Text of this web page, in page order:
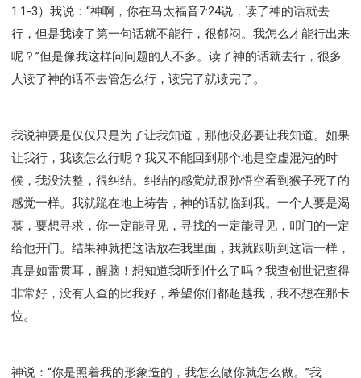
1:1-3）我说：“神啊，你在马太福音7:24说，读了神的话就去
行，但是我读了第一句话就不能行，很郁闷。我怎么才能行出来
呢？”但是像我这样问问题的人不多。读了神的话就去行，很多
人读了神的话不去管怎么行，读完了就读完了。
我说神要是仅仅只是为了让我知道，那他没必要让我知道。如果
让我行，我该怎么行呢？我又不能回到那个地是空虚混沌的时
候，我没法整，很纠结。纠结的感觉就跟孙悟空看到猴子死了的
感觉一样。我就跪在地上祷告，神的话就临到我。一个人要是渴
慕，要想寻求，你一定能寻见，寻找的一定能寻见，叩门的一定
给他开门。结果神就把这话放在我里面，我就跟听到这话一样，
真是如雷贯耳，醒脑！想知道我听到什么了吗？我查创世记查得
非常好，没有人查的比我好，希望你们都超越我，我不想在那卡
位。
神说：“你是照着我的形象造的，我怎么做你就怎么做。”我